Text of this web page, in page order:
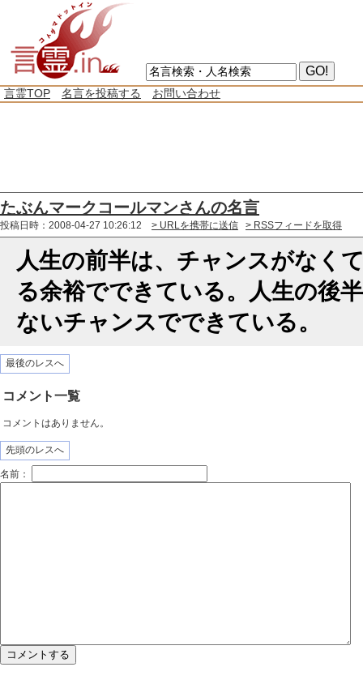
言霊TOP 名言を投稿する お問い合わせ
たぶんマークコールマンさんの名言
投稿日時：2008-04-27 10:26:12 > URLを携帯に送信 > RSSフィードを取得
人生の前半は、チャンスがなく
る余裕でできている。人生の後
ないチャンスでできている。
最後のレスへ
コメント一覧
コメントはありません。
先頭のレスへ
名前：